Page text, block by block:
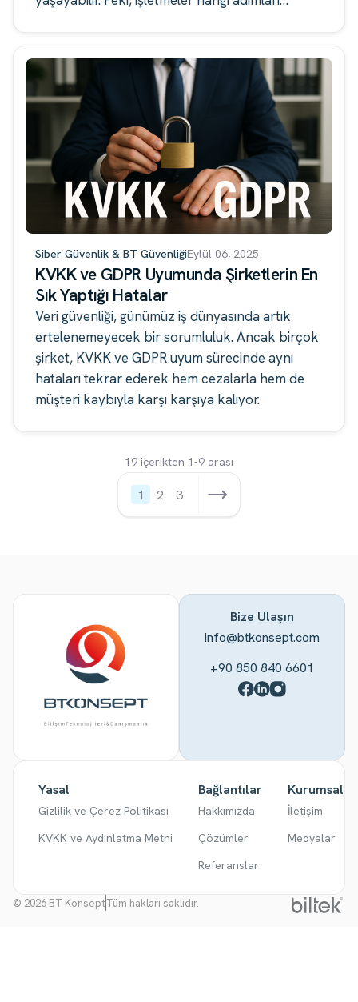
Siber Güvenlik & BT GüvenliğiEylül 06, 2025
KVKK ve GDPR Uyumunda Şirketlerin En
Sık Yaptığı Hatalar
Veri güvenliği, günümüz iş dünyasında artık
ertelenemeyecek bir sorumluluk. Ancak birçok
şirket, KVKK ve GDPR uyum sürecinde aynı
hataları tekrar ederek hem cezalarla hem de
müşteri kaybıyla karşı karşıya kalıyor.
19 içerikten 1-9 arası
1 2 3
Yasal
Gizlilik ve Çerez Politikası
KVKK ve Aydınlatma Metni
Bağlantılar
Hakkımızda
Çözümler
Referanslar
Kurumsal
İletişim
Medyalar
Bize Ulaşın
info@btkonsept.com
+90 850 840 6601
© 2026 BT KonseptTüm hakları saklıdır.